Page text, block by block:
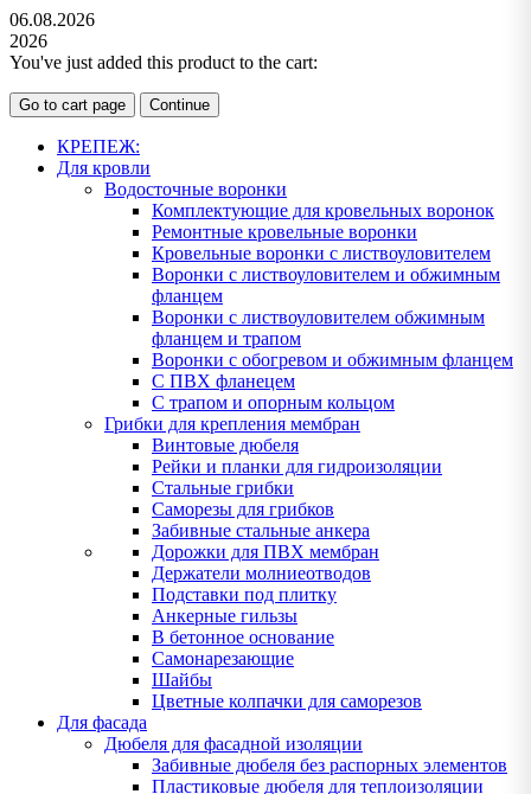
06.08.2026
2026
You've just added this product to the cart:
Go to cart page Continue
КРЕПЕЖ:
Для кровли
Водосточные воронки
Комплектующие для кровельных воронок
Ремонтные кровельные воронки
Кровельные воронки с листвоуловителем
Воронки с листвоуловителем и обжимным
фланцем
Воронки с листвоуловителем обжимным
фланцем и трапом
Воронки с обогревом и обжимным фланцем
С ПВХ фланецем
С трапом и опорным кольцом
Грибки для крепления мембран
Винтовые дюбеля
Рейки и планки для гидроизоляции
Стальные грибки
Саморезы для грибков
Забивные стальные анкера
Дорожки для ПВХ мембран
Держатели молниеотводов
Подставки под плитку
Анкерные гильзы
В бетонное основание
Самонарезающие
Шайбы
Цветные колпачки для саморезов
Для фасада
Дюбеля для фасадной изоляции
Забивные дюбеля без распорных элементов
Пластиковые дюбеля для теплоизоляции